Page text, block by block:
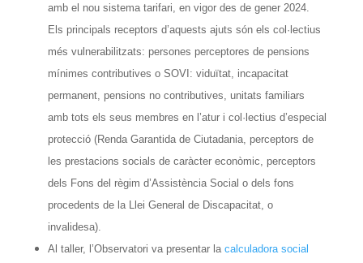
amb el nou sistema tarifari, en vigor des de gener 2024.
Els principals receptors d’aquests ajuts són els col·lectius
més vulnerabilitzats: persones perceptores de pensions
mínimes contributives o SOVI: viduïtat, incapacitat
permanent, pensions no contributives, unitats familiars
amb tots els seus membres en l’atur i col·lectius d’especial
protecció (Renda Garantida de Ciutadania, perceptors de
les prestacions socials de caràcter econòmic, perceptors
dels Fons del règim d’Assistència Social o dels fons
procedents de la Llei General de Discapacitat, o
invalidesa).
Al taller, l’Observatori va presentar la calculadora social